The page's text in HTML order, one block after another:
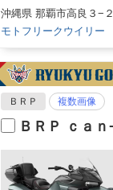
沖縄県 那覇市高良３−
モトフリークウイリ
ＢＲＰ 複数画像
ＢＲＰ ｃａ